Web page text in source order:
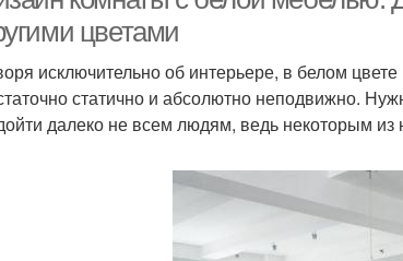
цветами
исключительно об интерьере, в белом
статично и абсолютно неподвижно.
далеко не всем людям, ведь некоторым